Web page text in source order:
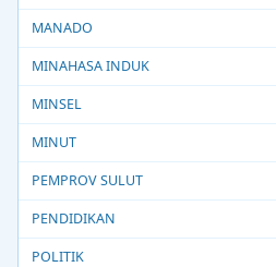
MANADO
MINAHASA INDUK
MINSEL
MINUT
PEMPROV SULUT
PENDIDIKAN
POLITIK